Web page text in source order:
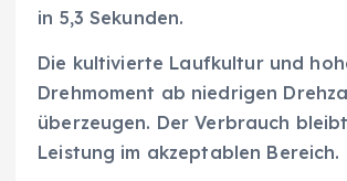
in 5,3 Sekunden.
Die kultivierte Laufkultur und
Drehmoment ab niedrigen
überzeugen. Der Verbrauch
Leistung im akzeptablen Bereich.